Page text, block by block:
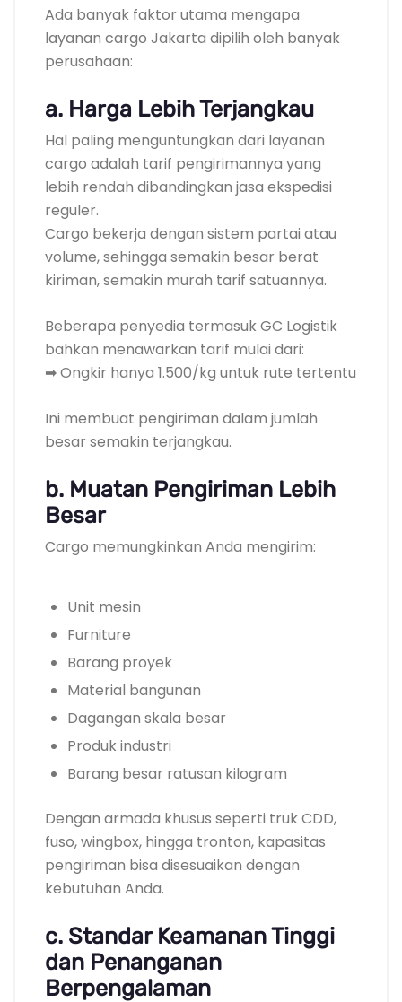
Ada banyak faktor utama mengapa
layanan cargo Jakarta dipilih oleh banyak
perusahaan:
a. Harga Lebih Terjangkau
Hal paling menguntungkan dari layanan
cargo adalah tarif pengirimannya yang
lebih rendah dibandingkan jasa ekspedisi
reguler.
Cargo bekerja dengan sistem partai atau
volume, sehingga semakin besar berat
kiriman, semakin murah tarif satuannya.
Beberapa penyedia termasuk GC Logistik
bahkan menawarkan tarif mulai dari:
➡ Ongkir hanya 1.500/kg untuk rute tertentu
Ini membuat pengiriman dalam jumlah
besar semakin terjangkau.
b. Muatan Pengiriman Lebih
Besar
Cargo memungkinkan Anda mengirim:
Unit mesin
Furniture
Barang proyek
Material bangunan
Dagangan skala besar
Produk industri
Barang besar ratusan kilogram
Dengan armada khusus seperti truk CDD,
fuso, wingbox, hingga tronton, kapasitas
pengiriman bisa disesuaikan dengan
kebutuhan Anda.
c. Standar Keamanan Tinggi
dan Penanganan
Berpengalaman